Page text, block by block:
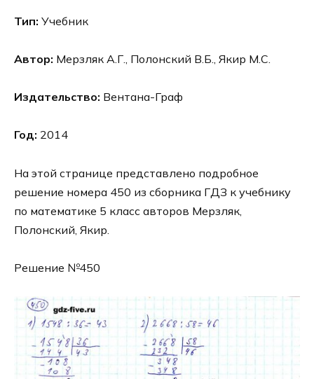
Тип: Учебник
Автор: Мерзляк А.Г., Полонский В.Б., Якир М.С.
Издательство: Вентана-Граф
Год: 2014
На этой странице представлено подробное
решение номера 450 из сборника ГДЗ к учебнику
по математике 5 класс авторов Мерзляк,
Полонский, Якир.
Решение №450